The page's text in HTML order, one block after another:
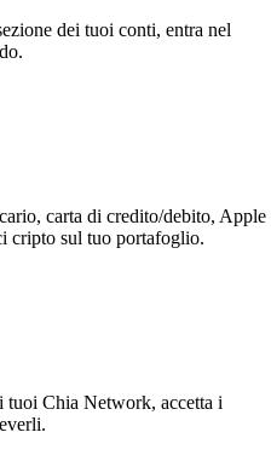
dei tuoi conti, entra nel
carta di credito/debito, Apple
cripto sul tuo portafoglio.
tuoi Chia Network, accetta i